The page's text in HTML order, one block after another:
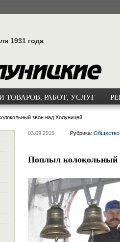
1931 года
ТОВАРОВ, РАБОТ, УСЛУГ
звон над Холуницей…
03.09.2015 Рубрика: Общество
Поплыл колокольный